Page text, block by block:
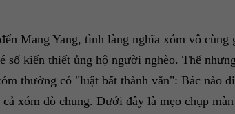
Mang Yang, tình làng nghĩa xóm vô cùng
số kiến thiết ủng hộ người nghèo. Thế
thường có "luật bất thành văn": Bác nào
xóm dò chung. Dưới đây là mẹo chụp